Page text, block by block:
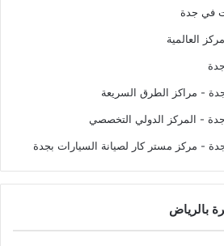
في جدة
العالمية
- مراكز الطرق السريعة
- المركز الدولي التخصصي
- مركز مستر كار لصيانة السيارات بجدة
بالرياض